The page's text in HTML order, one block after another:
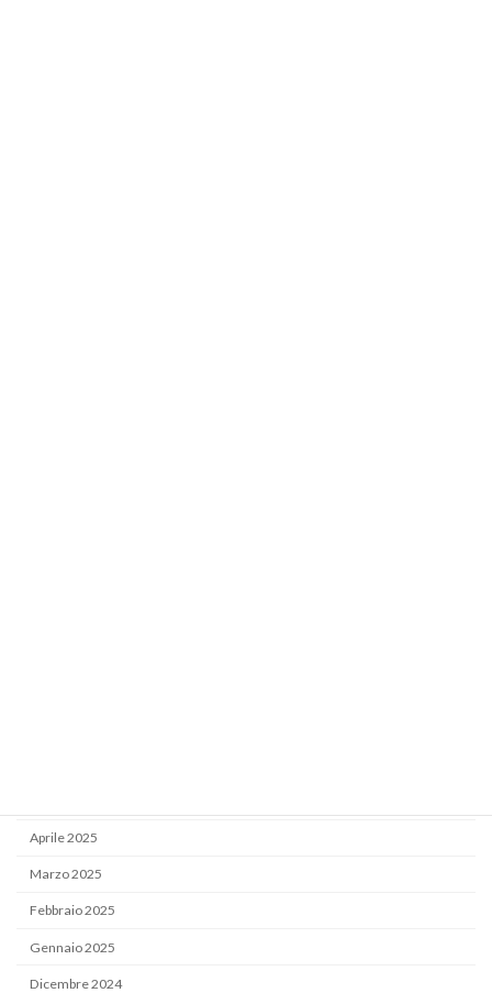
Aprile 2025
Marzo 2025
Febbraio 2025
Gennaio 2025
Dicembre 2024